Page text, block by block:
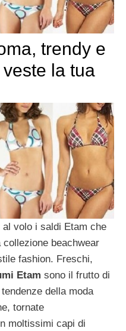
trendy e
la tua
al volo i saldi Etam che
collezione beachwear
fashion. Freschi,
Etam sono il frutto di
della moda
tornate
moltissimi capi di